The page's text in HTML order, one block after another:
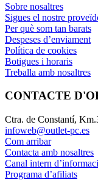
Sobre nosaltres
Sigues el nostre
Per què som tan barats
Despeses d’enviament
Política de cookies
Botigues i horaris
Treballa amb nosaltres
CONTACTE
Ctra. de Constantí,
infoweb@outlet-pc.es
Com arribar
Contacta amb nosaltres
Canal intern
Programa d’afiliats